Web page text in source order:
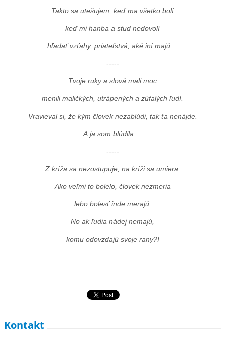
Takto sa utešujem, keď ma všetko bolí
keď mi hanba a stud nedovolí
hľadať vzťahy, priateľstvá, aké iní majú ...
-----
Tvoje ruky a slová mali moc
menili maličkých, utrápených a zúfalých ľudí.
Vravieval si, že kým človek nezablúdi, tak ťa nenájde.
A ja som blúdila ...
-----
Z kríža sa nezostupuje, na kríži sa umiera.
Ako veľmi to bolelo, človek nezmeria
lebo bolesť inde merajú.
No ak ľudia nádej nemajú,
komu odovzdajú svoje rany?!
Kontakt